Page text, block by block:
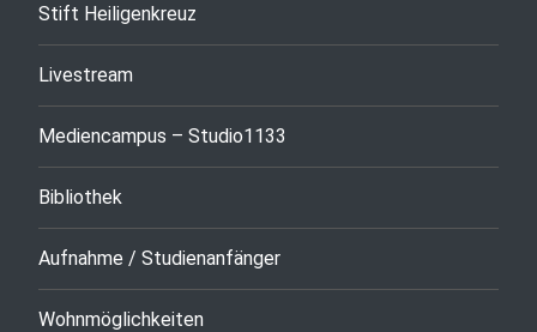
Stift Heiligenkreuz
Livestream
Mediencampus – Studio1133
Bibliothek
Aufnahme / Studienanfänger
Wohnmöglichkeiten